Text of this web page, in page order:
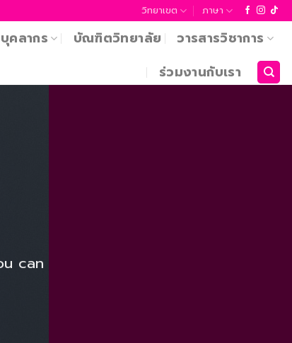
วิทยาเขต ภาษา
บุคลากร บัณฑิตวิทยาลัย
วารสารวิชาการ
ร่วมงานกับเรา
can